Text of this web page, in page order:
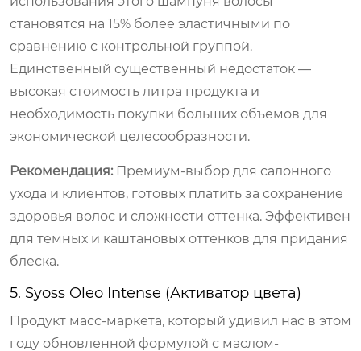
становятся на 15% более эластичными по
сравнению с контрольной группой.
Единственный существенный недостаток —
высокая стоимость литра продукта и
необходимость покупки больших объемов для
экономической целесообразности.
Рекомендация: Премиум-выбор для салонного
ухода и клиентов, готовых платить за сохранение
здоровья волос и сложности оттенка. Эффективен
для темных и каштановых оттенков для придания
блеска.
5. Syoss Oleo Intense (Активатор цвета)
Продукт масс-маркета, который удивил нас в этом
году обновленной формулой с маслом-